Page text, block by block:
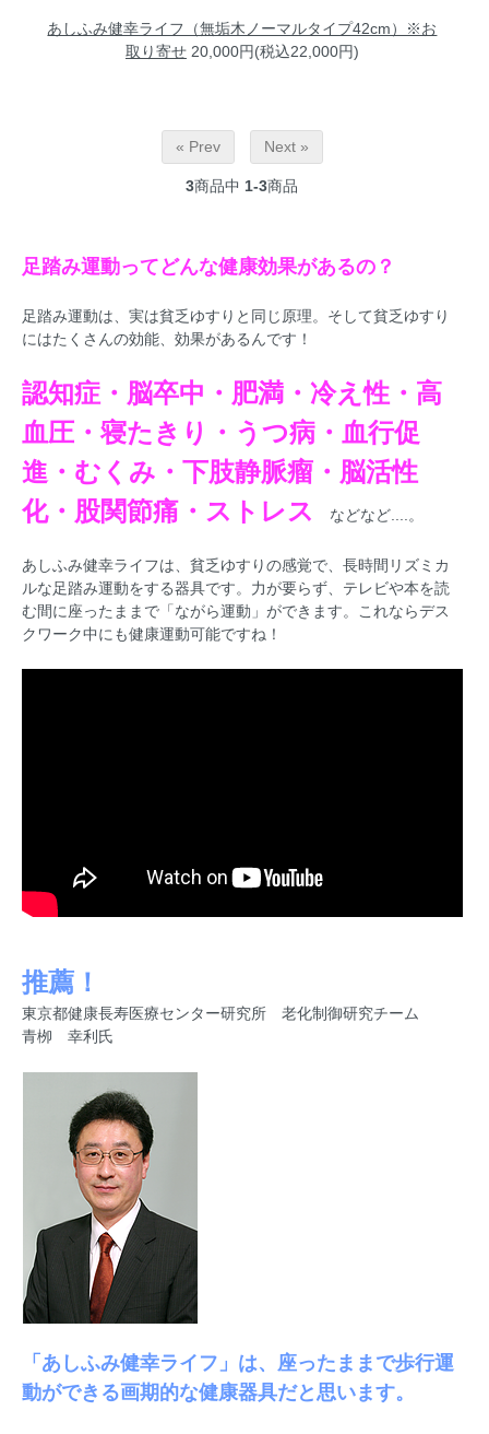
あしふみ健幸ライフ（無垢木ノーマルタイプ42cm）※お
取り寄せ20,000円(税込22,000円)
« Prev Next »
3商品中 1-3商品
足踏み運動ってどんな健康効果があるの？
足踏み運動は、実は貧乏ゆすりと同じ原理。そして貧乏ゆすり
にはたくさんの効能、効果があるんです！
認知症・脳卒中・肥満・冷え性・高
血圧・寝たきり・うつ病・血行促
進・むくみ・下肢静脈瘤・脳活性
化・股関節痛・ストレス
などなど....。
あしふみ健幸ライフは、貧乏ゆすりの感覚で、長時間リズミカ
ルな足踏み運動をする器具です。力が要らず、テレビや本を読
む間に座ったままで「ながら運動」ができます。これならデス
クワーク中にも健康運動可能ですね！
推薦！
東京都健康長寿医療センター研究所 老化制御研究チーム
青栁 幸利氏
「あしふみ健幸ライフ」は、座ったままで歩行運
動ができる画期的な健康器具だと思います。